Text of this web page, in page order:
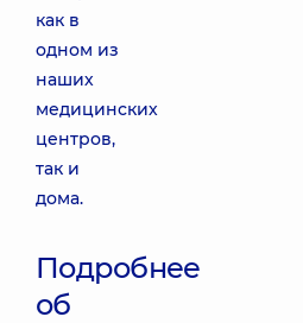
как в
одном из
наших
медицинских
центров,
так и
дома.
Подробнее
об